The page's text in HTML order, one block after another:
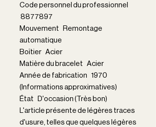
Code personnel du professionnel
8877897
Mouvement Remontage
automatique
Boîtier Acier
Matière du bracelet Acier
Année de fabrication 1970
(Informations approximatives)
État D'occasion (Très bon)
L'article présente de légères traces
d'usure, telles que quelques légères